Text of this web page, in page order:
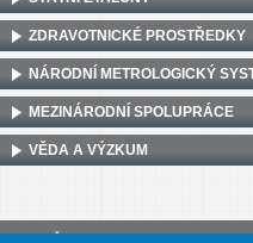
ZDRAVOTNICKÉ PROSTŘEDKY
NÁRODNÍ METROLOGICKÝ
MEZINÁRODNÍ SPOLUPRÁCE
VĚDA A VÝZKUM